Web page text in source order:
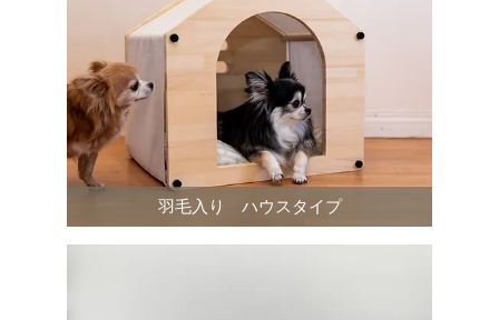
羽毛入り ハウスタイプ